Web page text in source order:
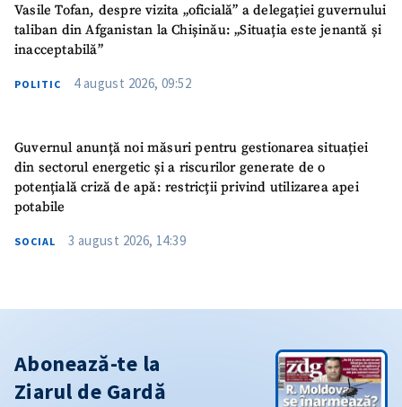
Vasile Tofan, despre vizita „oficială” a delegației guvernului
taliban din Afganistan la Chișinău: „Situația este jenantă și
inacceptabilă”
POLITIC 4 august 2026, 09:52
Guvernul anunță noi măsuri pentru gestionarea situației
din sectorul energetic și a riscurilor generate de o
potențială criză de apă: restricții privind utilizarea apei
potabile
SOCIAL 3 august 2026, 14:39
Abonează-te la
Ziarul de Gardă